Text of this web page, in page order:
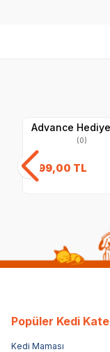
Advance
(0)
799,00 TL
Popüler Kedi
Kedi Maması